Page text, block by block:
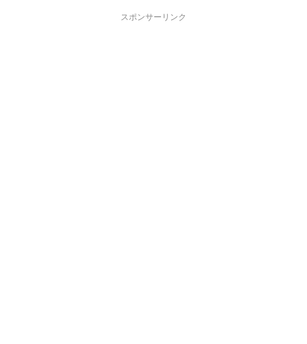
スポンサーリンク